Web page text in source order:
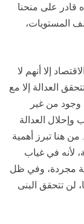
قادر على منحنا
المستويات،
إلا أنهم لا
العدالة إلا مع
من غير
وإحلال العدالة
هنا تبرز أهمية
لأنه في غياب
مجردة، وفي ظل
لن تتحقق البنى